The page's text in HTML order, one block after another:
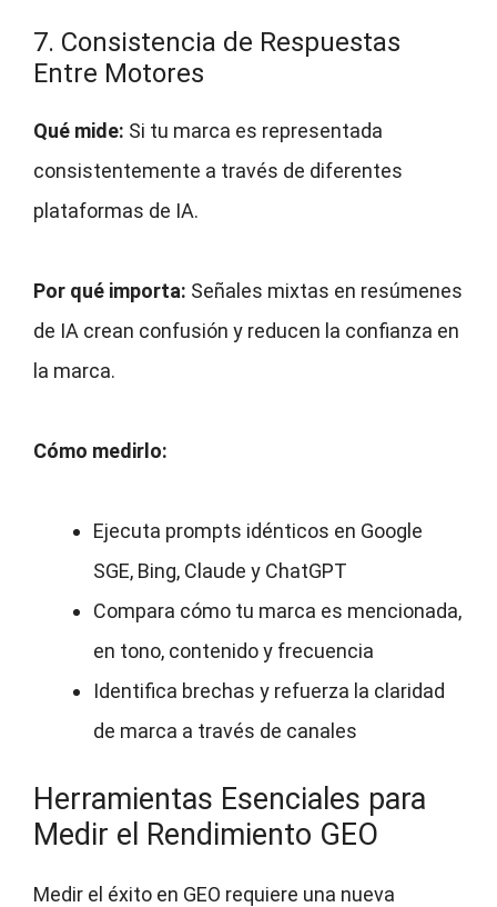
7. Consistencia de Respuestas
Entre Motores
Qué mide: Si tu marca es representada
consistentemente a través de diferentes
plataformas de IA.
Por qué importa: Señales mixtas en resúmenes
de IA crean confusión y reducen la confianza en
la marca.
Cómo medirlo:
Ejecuta prompts idénticos en Google
SGE, Bing, Claude y ChatGPT
Compara cómo tu marca es mencionada,
en tono, contenido y frecuencia
Identifica brechas y refuerza la claridad
de marca a través de canales
Herramientas Esenciales para
Medir el Rendimiento GEO
Medir el éxito en GEO requiere una nueva